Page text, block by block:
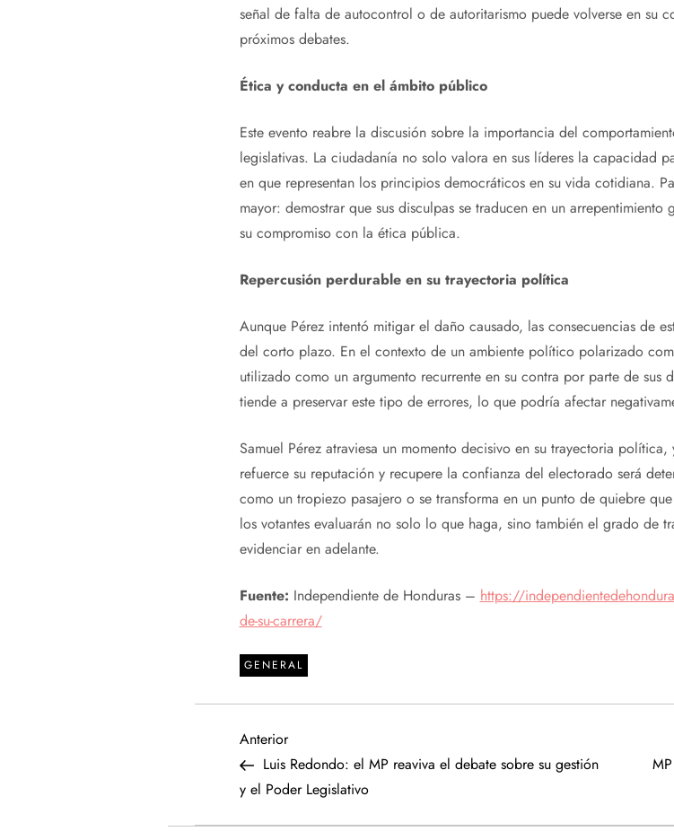
señal de falta de autocontrol o de autoritarismo puede volverse en su
próximos debates.
Ética y conducta en el ámbito público
Este evento reabre la discusión sobre la importancia del
legislativas. La ciudadanía no solo valora en sus líderes la capacidad
en que representan los principios democráticos en su vida cotidiana.
mayor: demostrar que sus disculpas se traducen en un
su compromiso con la ética pública.
Repercusión perdurable en su trayectoria política
Aunque Pérez intentó mitigar el daño causado, las consecuencias de
del corto plazo. En el contexto de un ambiente político polarizado
utilizado como un argumento recurrente en su contra por parte de sus
tiende a preservar este tipo de errores, lo que podría afectar
Samuel Pérez atraviesa un momento decisivo en su trayectoria
refuerce su reputación y recupere la confianza del electorado será
como un tropiezo pasajero o se transforma en un punto de quiebre
los votantes evaluarán no solo lo que haga, sino también el grado de
evidenciar en adelante.
Fuente: Independiente de Honduras – https://
de-su-carrera/
GENERAL
N
a
Entrada
anterior
Anterior
Luis Redondo: el MP reaviva el debate sobre su gestión
y el Poder Legislativo